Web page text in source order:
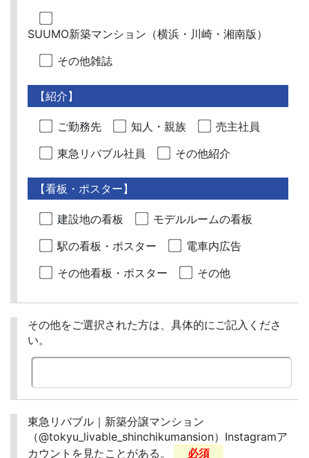
SUUMO新築マンション（横浜・川崎・湘南版）
その他雑誌
【紹介】
ご勤務先 知人・親族
売主社員
東急リバブル社員
その他紹介
【看板・ポスター】
建設地の看板
モデルルームの看板
駅の看板・ポスター
電車内広告
その他看板・ポスター
その他
その他をご選択された方は、具体的にご記入くださ
い。
東急リバブル｜新築分譲マンション
（@tokyu_livable_shinchikumansion）Instagramア
カウントを見たことがある。
必須